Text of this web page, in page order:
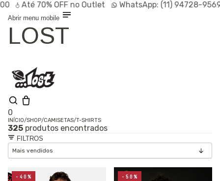
Até 70% OFF no Outlet WhatsApp:(11) 94728-9569
Abrir menu mobile
LOST
0
Shop
Lançamentos
Linhas
Especiais
INÍCIO/SHOP/CAMISETAS/T-SHIRTS
325 produtos encontrados
FILTROS
-40% -50%